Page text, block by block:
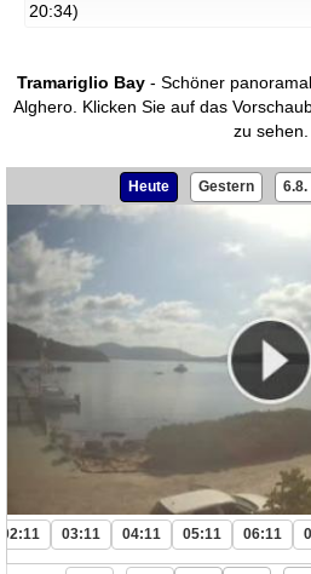
20:34)
Tramariglio Bay - Schöner
Alghero. Klicken Sie auf das
zu sehen.
Heute Gestern 6.8.
02:11 03:11 04:11 05:11 06:11